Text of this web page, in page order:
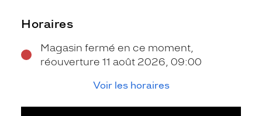
Horaires
Magasin fermé en ce moment,
réouverture 11 août 2026, 09:00
Voir les horaires